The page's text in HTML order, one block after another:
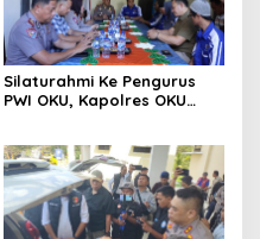
Silaturahmi Ke Pengurus
PWI OKU, Kapolres OKU